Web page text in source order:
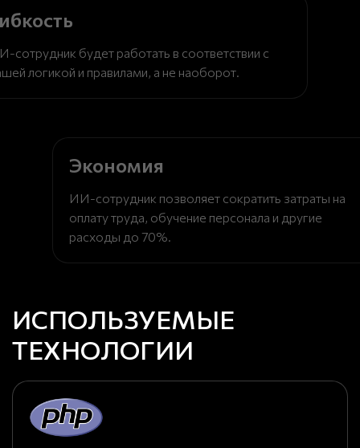
сотрудник будет работать в соответствии с
логикой и правилами, а не наоборот.
Экономия
ИИ-сотрудник позволяет сократить затраты на
оплату труда, обучение персонала и другие
расходы до 70%.
ИСПОЛЬЗУЕМЫЕ
ТЕХНОЛОГИИ